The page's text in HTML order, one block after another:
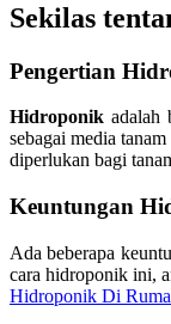
Sekilas
Pengertian
Hidroponik adalah
sebagai media
diperlukan bagi
Keuntungan
Ada beberapa
cara hidroponik ini,
Hidroponik Di